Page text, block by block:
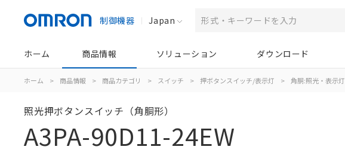
制御機器 Japan
ホーム 商品情報 ソリューション ダウンロード
ホーム > 商品情報 > 商品カテゴリ > スイッチ > 押ボタンスイッチ/表示灯 > 角胴:照光・表示灯
照光押ボタンスイッチ（角胴形）
A3PA-90D11-24EW